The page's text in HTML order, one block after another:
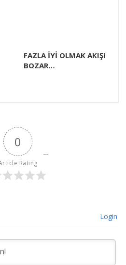
FAZLA İYİ OLMAK AKIŞI
BOZAR…
0
Rating
Login